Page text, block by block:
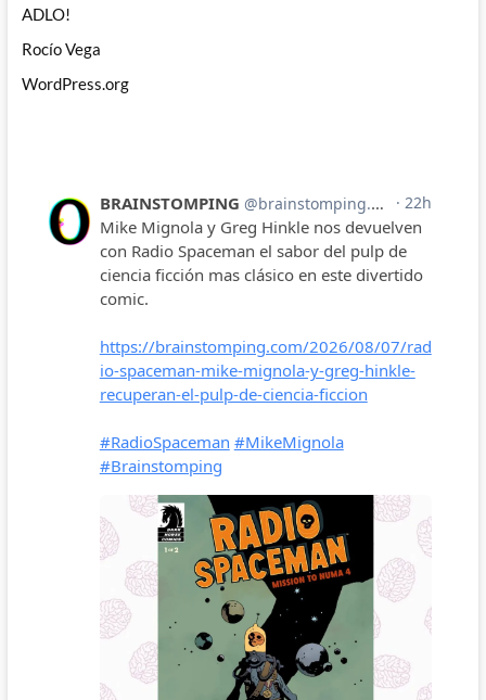
ADLO!
Rocío Vega
WordPress.org